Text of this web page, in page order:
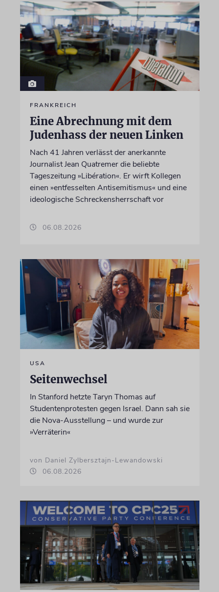
FRANKREICH
Eine Abrechnung mit dem
Judenhass der neuen Linken
Nach 41 Jahren verlässt der anerkannte
Journalist Jean Quatremer die beliebte
Tageszeitung »Libération«. Er wirft Kollegen
einen »entfesselten Antisemitismus« und eine
ideologische Schreckensherrschaft vor
06.08.2026
USA
Seitenwechsel
In Stanford hetzte Taryn Thomas auf
Studentenprotesten gegen Israel. Dann sah sie
die Nova-Ausstellung – und wurde zur
»Verräterin«
von Daniel Zylbersztajn-Lewandowski
06.08.2026